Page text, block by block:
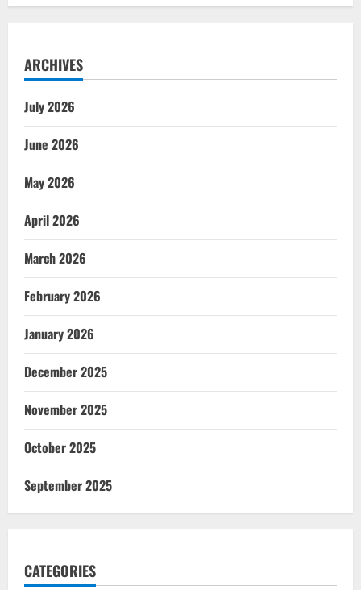
ARCHIVES
July 2026
June 2026
May 2026
April 2026
March 2026
February 2026
January 2026
December 2025
November 2025
October 2025
September 2025
CATEGORIES